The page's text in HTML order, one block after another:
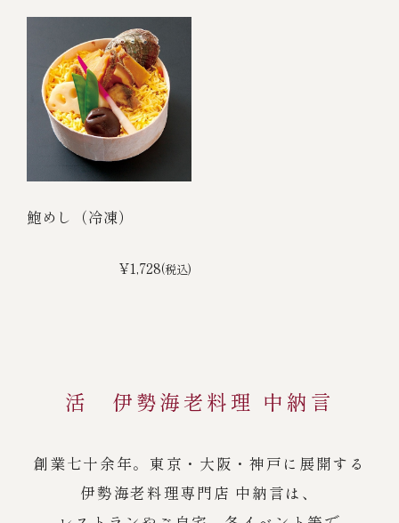
鮑めし（冷凍）
¥1,728(税込)
活 伊勢海老料理 中納言
創業七十余年。東京・大阪・神戸に展開する
伊勢海老料理専門店 中納言は、